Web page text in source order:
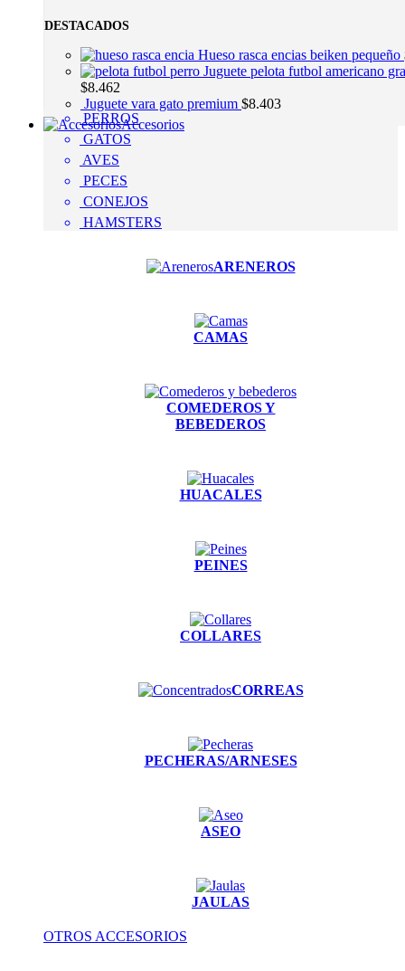
DESTACADOS
Hueso rasca encias beiken pequeño
Juguete pelota futbol americano
$8.462
Juguete vara gato premium $8.403
Accesorios
PERROS
GATOS
AVES
PECES
CONEJOS
HAMSTERS
ARENEROS
CAMAS
COMEDEROS Y
BEBEDEROS
HUACALES
PEINES
COLLARES
CORREAS
PECHERAS/ARNESES
ASEO
JAULAS
OTROS ACCESORIOS